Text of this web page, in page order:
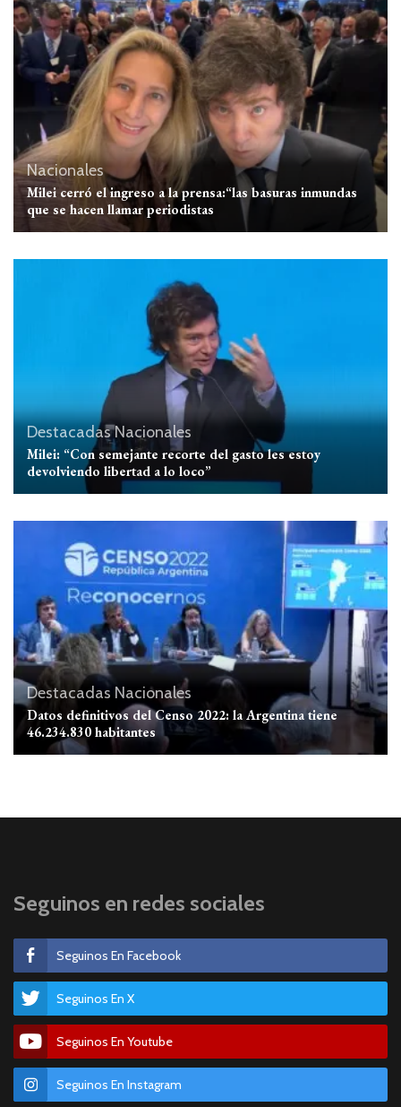
Nacionales
Milei cerró el ingreso a la prensa:“las basuras inmundas
que se hacen llamar periodistas
DestacadasNacionales
Milei: “Con semejante recorte del gasto les estoy
devolviendo libertad a lo loco”
Destacadas Nacionales
Datos definitivos del Censo 2022: la Argentina tiene
46.234.830 habitantes
Seguinos en redes sociales
Seguinos En Facebook
Seguinos En X
Seguinos En Youtube
Seguinos En Instagram